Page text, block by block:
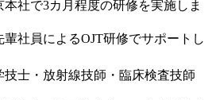
社で3カ月程度の研修を実施しま
社員によるOJT研修でサポートし
技士・放射線技師・臨床検査技師